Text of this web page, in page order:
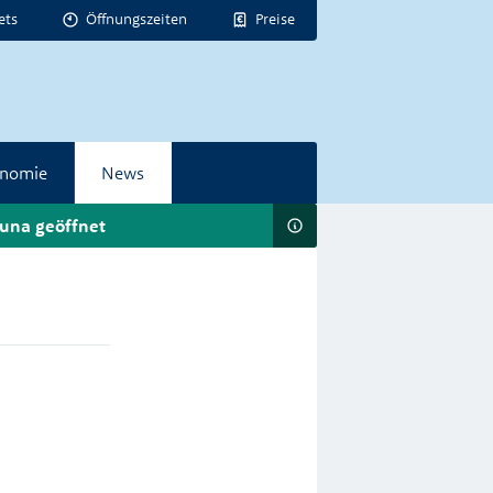
Öffnungszeiten Preise
News
geöffnet